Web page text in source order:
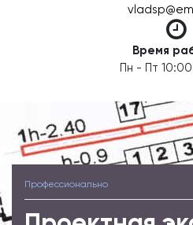
Время
Пн - Пт
Профессионально